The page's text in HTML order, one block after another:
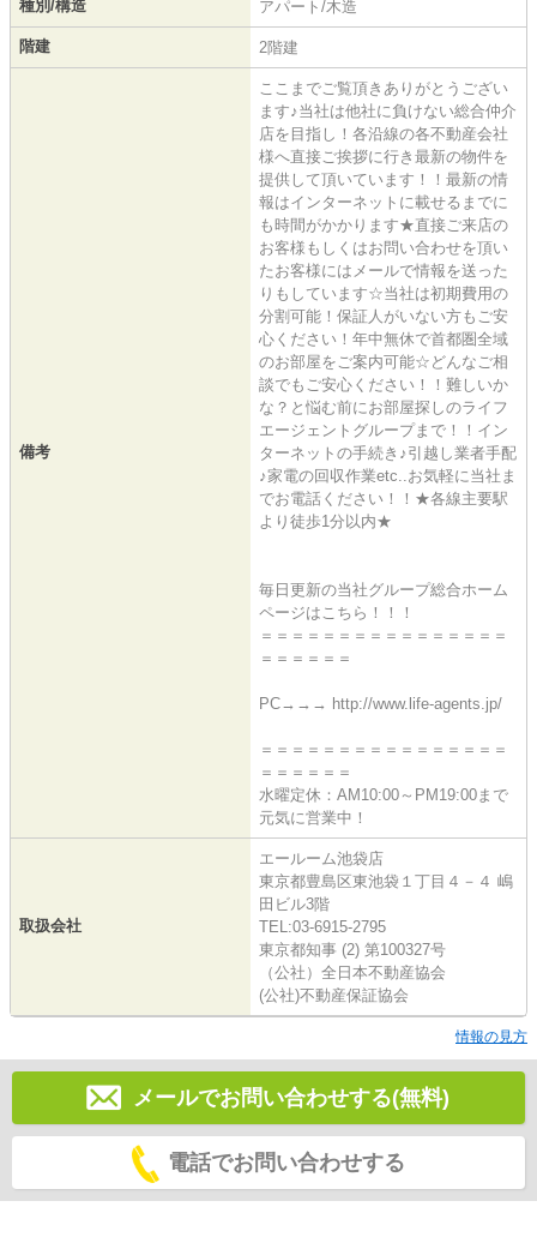
種別/構造 アパート/木造
階建 2階建
備考
ここまでご覧頂きありがとうござい
ます♪当社は他社に負けない総合仲介
店を目指し！各沿線の各不動産会社
様へ直接ご挨拶に行き最新の物件を
提供して頂いています！！最新の情
報はインターネットに載せるまでに
も時間がかかります★直接ご来店の
お客様もしくはお問い合わせを頂い
たお客様にはメールで情報を送った
りもしています☆当社は初期費用の
分割可能！保証人がいない方もご安
心ください！年中無休で首都圏全域
のお部屋をご案内可能☆どんなご相
談でもご安心ください！！難しいか
な？と悩む前にお部屋探しのライフ
エージェントグループまで！！イン
ターネットの手続き♪引越し業者手配
♪家電の回収作業etc..お気軽に当社ま
でお電話ください！！★各線主要駅
より徒歩1分以内★
毎日更新の当社グループ総合ホーム
ページはこちら！！！
＝＝＝＝＝＝＝＝＝＝＝＝＝＝＝＝
＝＝＝＝＝＝
PC→→→ http://www.life-agents.jp/
＝＝＝＝＝＝＝＝＝＝＝＝＝＝＝＝
＝＝＝＝＝＝
水曜定休：AM10:00～PM19:00まで
元気に営業中！
取扱会社
エールーム池袋店
東京都豊島区東池袋１丁目４－４ 嶋
田ビル3階
TEL:03-6915-2795
東京都知事 (2) 第100327号
（公社）全日本不動産協会
(公社)不動産保証協会
情報の見方
メールでお問い合わせする(無料)
電話でお問い合わせする